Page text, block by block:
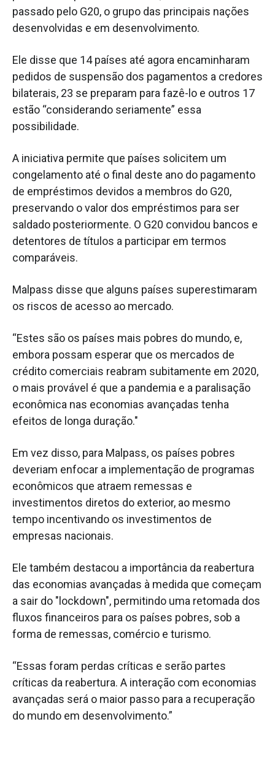
passado pelo G20, o grupo das principais nações
desenvolvidas e em desenvolvimento.
Ele disse que 14 países até agora encaminharam
pedidos de suspensão dos pagamentos a credores
bilaterais, 23 se preparam para fazê-lo e outros 17
estão “considerando seriamente” essa
possibilidade.
A iniciativa permite que países solicitem um
congelamento até o final deste ano do pagamento
de empréstimos devidos a membros do G20,
preservando o valor dos empréstimos para ser
saldado posteriormente. O G20 convidou bancos e
detentores de títulos a participar em termos
comparáveis.
Malpass disse que alguns países superestimaram
os riscos de acesso ao mercado.
“Estes são os países mais pobres do mundo, e,
embora possam esperar que os mercados de
crédito comerciais reabram subitamente em 2020,
o mais provável é que a pandemia e a paralisação
econômica nas economias avançadas tenha
efeitos de longa duração."
Em vez disso, para Malpass, os países pobres
deveriam enfocar a implementação de programas
econômicos que atraem remessas e
investimentos diretos do exterior, ao mesmo
tempo incentivando os investimentos de
empresas nacionais.
Ele também destacou a importância da reabertura
das economias avançadas à medida que começam
a sair do "lockdown", permitindo uma retomada dos
fluxos financeiros para os países pobres, sob a
forma de remessas, comércio e turismo.
“Essas foram perdas críticas e serão partes
críticas da reabertura. A interação com economias
avançadas será o maior passo para a recuperação
do mundo em desenvolvimento.”